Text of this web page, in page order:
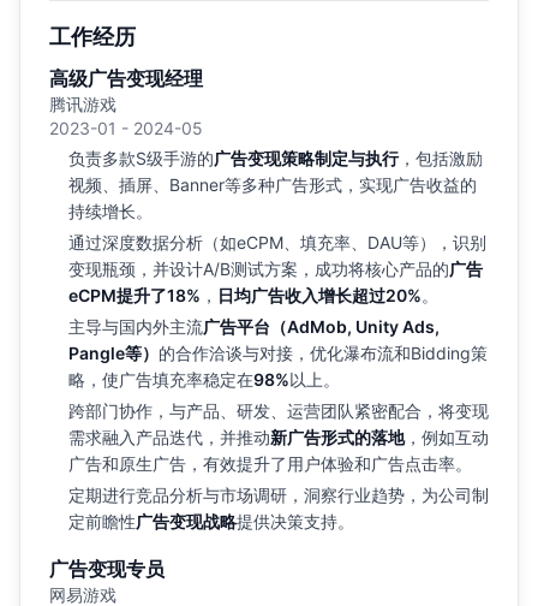
工作经历
高级广告变现经理
腾讯游戏
2023-01 - 2024-05
负责多款S级手游的广告变现策略制定与执行，包括激励
视频、插屏、Banner等多种广告形式，实现广告收益的
持续增长。
通过深度数据分析（如eCPM、填充率、DAU等），识别
变现瓶颈，并设计A/B测试方案，成功将核心产品的广告
eCPM提升了18% ， 日均广告收入增长超过20%。
主导与国内外主流广告平台（AdMob, Unity Ads,
Pangle等） 的合作洽谈与对接，优化瀑布流和Bidding策
略，使广告填充率稳定在98%以上。
跨部门协作，与产品、研发、运营团队紧密配合，将变现
需求融入产品迭代，并推动新广告形式的落地，例如互动
广告和原生广告，有效提升了用户体验和广告点击率。
定期进行竞品分析与市场调研，洞察行业趋势，为公司制
定前瞻性广告变现战略提供决策支持。
广告变现专员
网易游戏